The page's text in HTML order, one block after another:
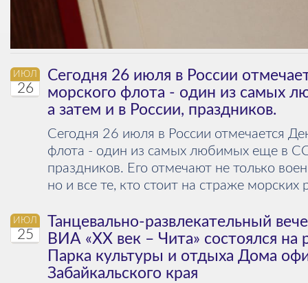
ИЮЛ
26
Сегодня 26 июля в России
морского флота - один из самых
а затем и в России, праздников.
Сегодня 26 июля в России отмечается
флота - один из самых любимых еще в
праздников. Его отмечают не только
но и все те, кто стоит на страже морских
ИЮЛ
25
Танцевально-развлекательный
ВИА «ХХ век – Чита» состоялся
Парка культуры и отдыха Дома
Забайкальского края